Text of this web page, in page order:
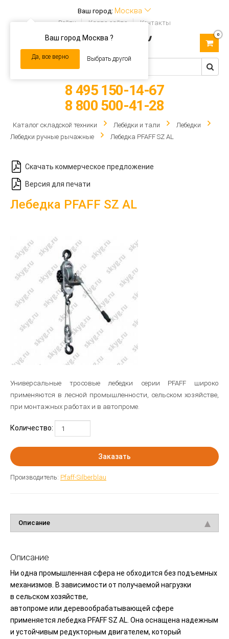
Ваш город: Москва
Ваш город Москва ?
Да, все верно Выбрать другой
Войти Карта сайта Контакты
navigation
0
8 495 150-14-67
8 800 500-41-28
Каталог складской техники Лебёдки и тали
Лебедки
Лебедки ручные рычажные
Лебедка PFAFF SZ AL
Скачать коммерческое предложение
Версия для печати
Лебедка PFAFF SZ AL
Универсальные тросовые лебедки серии PFAFF широко
применяются в лесной промышленности, сельском хозяйстве,
при монтажных работах и в автопроме.
Количество:
Заказать
Производитель: Pfaff-Silberblau
Описание
Описание
Ни одна промышленная сфера не обходится без подъемных
механизмов. В зависимости от получаемой нагрузки
в сельском хозяйстве,
автопроме или деревообрабатывающей сфере
применяется лебедка PFAFF SZ AL. Она оснащена надежным
и устойчивым редукторным двигателем, который